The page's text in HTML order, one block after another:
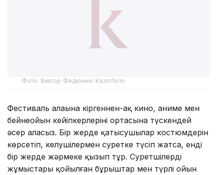
Фестиваль алаңына кіргеннен-ақ кино, аниме мен
бейнеойын кейіпкерлерінің ортасына түскендей
әсер аласыз. Бір жерде қатысушылар костюмдерін
көрсетіп, келушілермен суретке түсіп жатса, енді
бір жерде жәрмеңке қызып тұр. Суретшілердің